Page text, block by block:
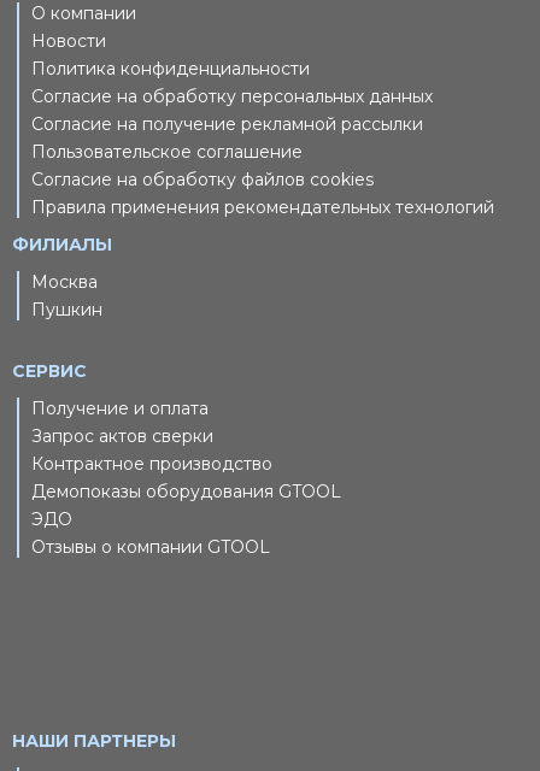
О компании
Новости
Политика конфиденциальности
Согласие на обработку персональных данных
Согласие на получение рекламной рассылки
Пользовательское соглашение
Согласие на обработку файлов cookies
Правила применения рекомендательных технологий
ФИЛИАЛЫ
Москва
Пушкин
СЕРВИС
Получение и оплата
Запрос актов сверки
Контрактное производство
Демопоказы оборудования GTOOL
ЭДО
Отзывы о компании GTOOL
НАШИ ПАРТНЕРЫ